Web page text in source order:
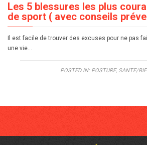
Les 5 blessures les plus
de sport ( avec conseils
Il est facile de trouver des excuses pour ne pas
une vie…
POSTED IN: POSTURE, SANTE/